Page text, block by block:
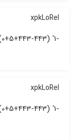
xpkLoRel
-1' OR 3*2>(0+5+443-443) --
xpkLoRel
-1' OR 3*2<(0+5+443-443) --